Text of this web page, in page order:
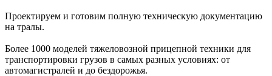
Проектируем и готовим полную техническую документацию
на тралы.
Более 1000 моделей тяжеловозной прицепной техники для
транспортировки грузов в самых разных условиях: от
автомагистралей и до бездорожья.